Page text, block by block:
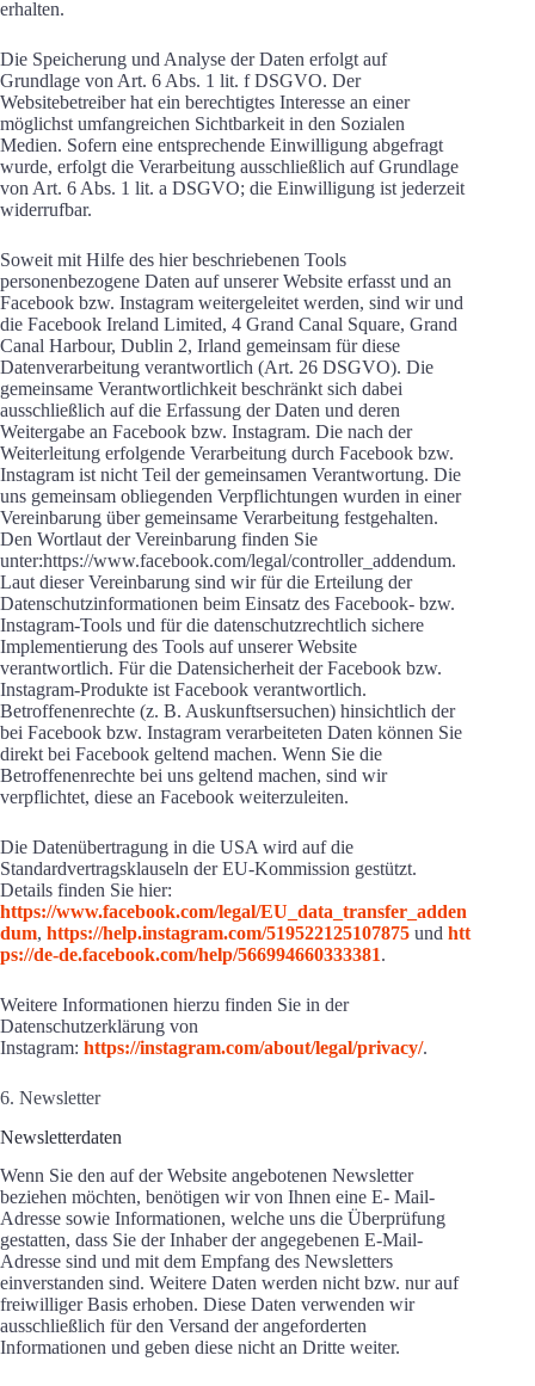
erhalten.
Die Speicherung und Analyse der Daten erfolgt auf
Grundlage von Art. 6 Abs. 1 lit. f DSGVO. Der
Websitebetreiber hat ein berechtigtes Interesse an einer
möglichst umfangreichen Sichtbarkeit in den Sozialen
Medien. Sofern eine entsprechende Einwilligung abgefragt
wurde, erfolgt die Verarbeitung ausschließlich auf Grundlage
von Art. 6 Abs. 1 lit. a DSGVO; die Einwilligung ist jederzeit
widerrufbar.
Soweit mit Hilfe des hier beschriebenen Tools
personenbezogene Daten auf unserer Website erfasst und an
Facebook bzw. Instagram weitergeleitet werden, sind wir und
die Facebook Ireland Limited, 4 Grand Canal Square, Grand
Canal Harbour, Dublin 2, Irland gemeinsam für diese
Datenverarbeitung verantwortlich (Art. 26 DSGVO). Die
gemeinsame Verantwortlichkeit beschränkt sich dabei
ausschließlich auf die Erfassung der Daten und deren
Weitergabe an Facebook bzw. Instagram. Die nach der
Weiterleitung erfolgende Verarbeitung durch Facebook bzw.
Instagram ist nicht Teil der gemeinsamen Verantwortung. Die
uns gemeinsam obliegenden Verpflichtungen wurden in einer
Vereinbarung über gemeinsame Verarbeitung festgehalten.
Den Wortlaut der Vereinbarung finden Sie
unter:https://www.facebook.com/legal/controller_addendum.
Laut dieser Vereinbarung sind wir für die Erteilung der
Datenschutzinformationen beim Einsatz des Facebook- bzw.
Instagram-Tools und für die datenschutzrechtlich sichere
Implementierung des Tools auf unserer Website
verantwortlich. Für die Datensicherheit der Facebook bzw.
Instagram-Produkte ist Facebook verantwortlich.
Betroffenenrechte (z. B. Auskunftsersuchen) hinsichtlich der
bei Facebook bzw. Instagram verarbeiteten Daten können Sie
direkt bei Facebook geltend machen. Wenn Sie die
Betroffenenrechte bei uns geltend machen, sind wir
verpflichtet, diese an Facebook weiterzuleiten.
Die Datenübertragung in die USA wird auf die
Standardvertragsklauseln der EU-Kommission gestützt.
Details finden Sie hier:
https://www.facebook.com/legal/EU_data_transfer_adden
dum, https://help.instagram.com/519522125107875 und htt
ps://de-de.facebook.com/help/566994660333381.
Weitere Informationen hierzu finden Sie in der
Datenschutzerklärung von
Instagram: https://instagram.com/about/legal/privacy/.
6. Newsletter
Newsletterdaten
Wenn Sie den auf der Website angebotenen Newsletter
beziehen möchten, benötigen wir von Ihnen eine E- Mail-
Adresse sowie Informationen, welche uns die Überprüfung
gestatten, dass Sie der Inhaber der angegebenen E-Mail-
Adresse sind und mit dem Empfang des Newsletters
einverstanden sind. Weitere Daten werden nicht bzw. nur auf
freiwilliger Basis erhoben. Diese Daten verwenden wir
ausschließlich für den Versand der angeforderten
Informationen und geben diese nicht an Dritte weiter.